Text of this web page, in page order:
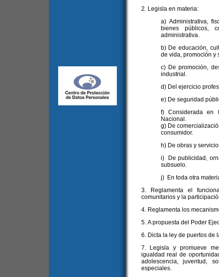
2. Legisla en materia:
a) Administrativa,
bienes públicos,
administrativa.
b) De educación,
de vida, promoción y
c) De promoción,
industrial.
d) Del ejercicio
e) De seguridad
f) Considerada en
Nacional.
g) De
consumidor.
h) De obras y
i) De publicidad,
subsuelo.
j) En toda otra
3. Reglamenta el
comunitarios y la
4. Reglamenta los
5. A propuesta del Poder
6. Dicta la ley de puertos de
7. Legisla y promueve
igualdad real de
adolescencia, juventud,
especiales.